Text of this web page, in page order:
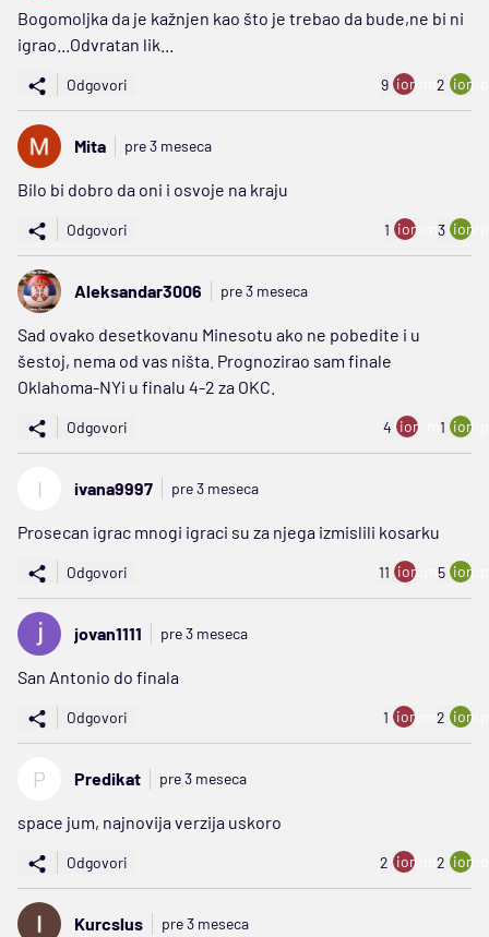
Bogomoljka da je kažnjen kao što je trebao da bude,ne bi ni
igrao...Odvratan lik...
Odgovori 9 ion:minus
2
Mita pre 3 meseca
Bilo bi dobro da oni i osvoje na kraju
Odgovori 1 ion:minus
3
Aleksandar3006 pre 3 meseca
Sad ovako desetkovanu Minesotu ako ne pobedite i u
šestoj, nema od vas ništa. Prognozirao sam finale
Oklahoma-NYi u finalu 4-2 za OKC.
Odgovori 4 ion:minus
1
I ivana9997 pre 3 meseca
Prosecan igrac mnogi igraci su za njega izmislili kosarku
Odgovori 11 ion:minus
5
jovan1111 pre 3 meseca
San Antonio do finala
Odgovori 1 ion:minus
2
P Predikat pre 3 meseca
space jum, najnovija verzija uskoro
Odgovori 2 ion:minus
2
Kurcslus pre 3 meseca